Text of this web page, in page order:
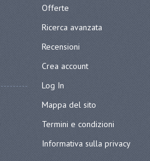
Offerte
Ricerca avanzata
Recensioni
Crea account
Log In
Mappa del sito
Termini e condizioni
Informativa sulla privacy